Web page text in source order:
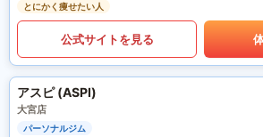
とにかく痩せたい人
公式サイトを見る
アスピ (ASPI)
大宮店
パーソナルジム